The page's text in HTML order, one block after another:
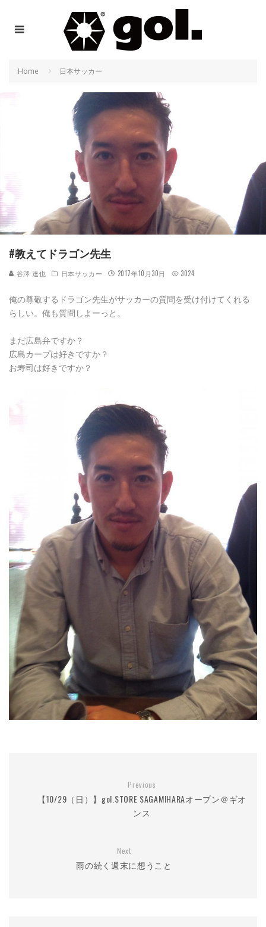
Home 日本サッカー
#教えてドラゴン先生
谷澤 達也 日本サッカー 2017年10月30日 3024
俺の尊敬するドラゴン先生がサッカーの質問を受け付けてくれる
らしい。俺も質問しよーっと。
まだ広島弁ですか？
広島カープは好きですか？
お寿司は好きですか？
Previous
【10/29（日）】gol.STORE SAGAMIHARAオープン＠ギオ
ンス
Next
雨の続く週末に想うこと